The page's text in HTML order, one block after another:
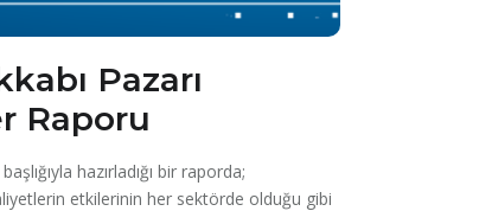
Pazarı
Raporu
hazırladığı bir raporda;
etkilerinin her sektörde olduğu gibi